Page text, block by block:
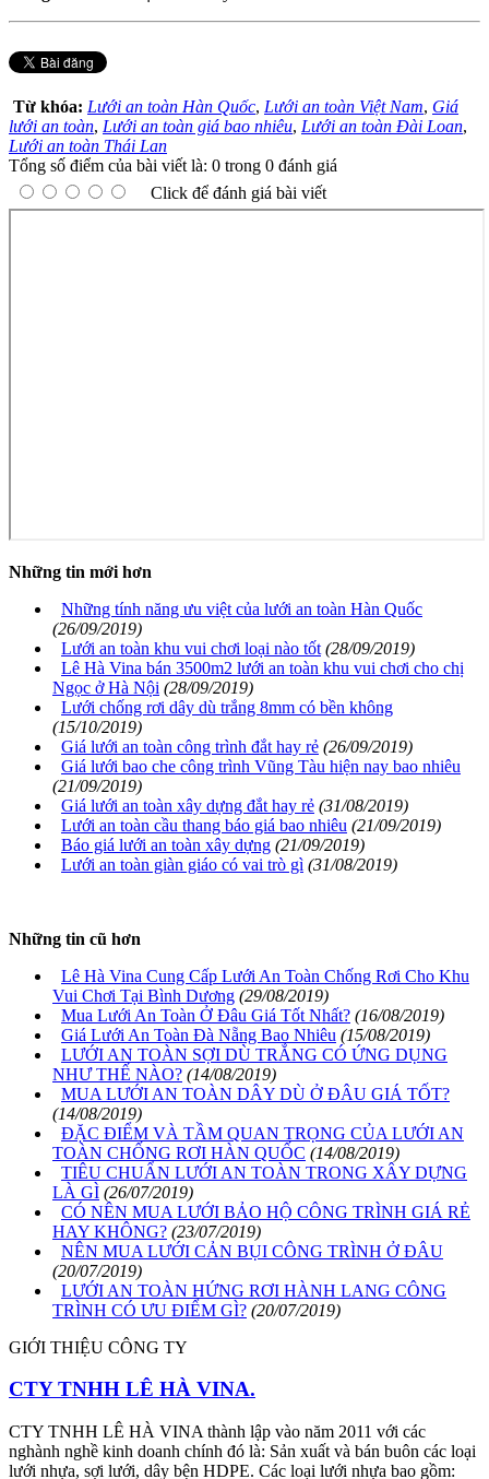
Từ khóa: Lưới an toàn Hàn Quốc, Lưới an toàn Việt Nam, Giá
lưới an toàn, Lưới an toàn giá bao nhiêu, Lưới an toàn Đài Loan,
Lưới an toàn Thái Lan
Tổng số điểm của bài viết là: 0 trong 0 đánh giá
Click để đánh giá bài viết
Những tin mới hơn
Những tính năng ưu việt của lưới an toàn Hàn Quốc
(26/09/2019)
Lưới an toàn khu vui chơi loại nào tốt (28/09/2019)
Lê Hà Vina bán 3500m2 lưới an toàn khu vui chơi cho chị
Ngọc ở Hà Nội (28/09/2019)
Lưới chống rơi dây dù trắng 8mm có bền không
(15/10/2019)
Giá lưới an toàn công trình đắt hay rẻ (26/09/2019)
Giá lưới bao che công trình Vũng Tàu hiện nay bao nhiêu
(21/09/2019)
Giá lưới an toàn xây dựng đắt hay rẻ (31/08/2019)
Lưới an toàn cầu thang báo giá bao nhiêu (21/09/2019)
Báo giá lưới an toàn xây dựng (21/09/2019)
Lưới an toàn giàn giáo có vai trò gì (31/08/2019)
Những tin cũ hơn
Lê Hà Vina Cung Cấp Lưới An Toàn Chống Rơi Cho Khu
Vui Chơi Tại Bình Dương (29/08/2019)
Mua Lưới An Toàn Ở Đâu Giá Tốt Nhất? (16/08/2019)
Giá Lưới An Toàn Đà Nẵng Bao Nhiêu (15/08/2019)
LƯỚI AN TOÀN SỢI DÙ TRẮNG CÓ ỨNG DỤNG
NHƯ THẾ NÀO? (14/08/2019)
MUA LƯỚI AN TOÀN DÂY DÙ Ở ĐÂU GIÁ TỐT?
(14/08/2019)
ĐẶC ĐIỂM VÀ TẦM QUAN TRỌNG CỦA LƯỚI AN
TOÀN CHỐNG RƠI HÀN QUỐC (14/08/2019)
TIÊU CHUẨN LƯỚI AN TOÀN TRONG XÂY DỰNG
LÀ GÌ (26/07/2019)
CÓ NÊN MUA LƯỚI BẢO HỘ CÔNG TRÌNH GIÁ RẺ
HAY KHÔNG? (23/07/2019)
NÊN MUA LƯỚI CẢN BỤI CÔNG TRÌNH Ở ĐÂU
(20/07/2019)
LƯỚI AN TOÀN HỨNG RƠI HÀNH LANG CÔNG
TRÌNH CÓ ƯU ĐIỂM GÌ? (20/07/2019)
GIỚI THIỆU CÔNG TY
CTY TNHH LÊ HÀ VINA.
CTY TNHH LÊ HÀ VINA thành lập vào năm 2011 với các
nghành nghề kinh doanh chính đó là: Sản xuất và bán buôn các loại
lưới nhựa, sợi lưới, dây bện HDPE. Các loại lưới nhựa bao gồm: